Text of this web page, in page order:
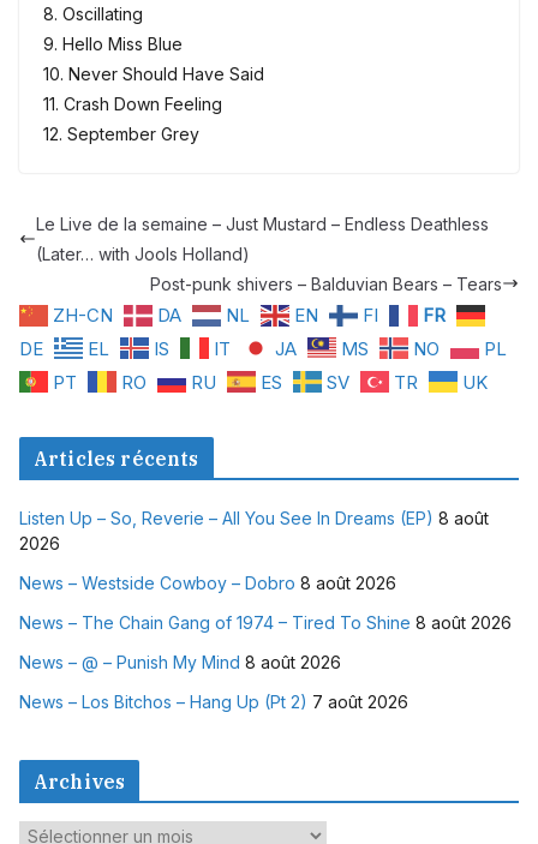
8. Oscillating
9. Hello Miss Blue
10. Never Should Have Said
11. Crash Down Feeling
12. September Grey
Le Live de la semaine – Just Mustard – Endless Deathless
(Later… with Jools Holland)
Post-punk shivers – Balduvian Bears – Tears
ZH-CN DA NL EN FI
FR
DE
EL IS IT JA MS NO
PL
PT
RO RU ES SV TR UK
Articles récents
Listen Up – So, Reverie – All You See In Dreams (EP) 8 août
2026
News – Westside Cowboy – Dobro 8 août 2026
News – The Chain Gang of 1974 – Tired To Shine 8 août 2026
News – @ – Punish My Mind 8 août 2026
News – Los Bitchos – Hang Up (Pt 2) 7 août 2026
Archives
A